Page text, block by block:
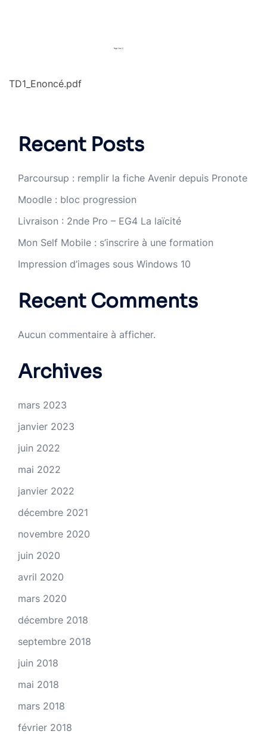
TD1_Enoncé.pdf
Recent Posts
Parcoursup : remplir la fiche Avenir depuis Pronote
Moodle : bloc progression
Livraison : 2nde Pro – EG4 La laïcité
Mon Self Mobile : s’inscrire à une formation
Impression d’images sous Windows 10
Recent Comments
Aucun commentaire à afficher.
Archives
mars 2023
janvier 2023
juin 2022
mai 2022
janvier 2022
décembre 2021
novembre 2020
juin 2020
avril 2020
mars 2020
décembre 2018
septembre 2018
juin 2018
mai 2018
mars 2018
février 2018